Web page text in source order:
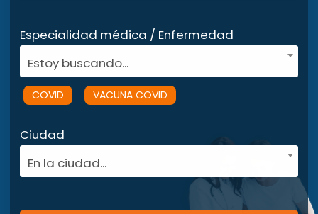
Especialidad médica / Enfermedad
Estoy buscando...
COVID VACUNA COVID
Ciudad
En la ciudad...